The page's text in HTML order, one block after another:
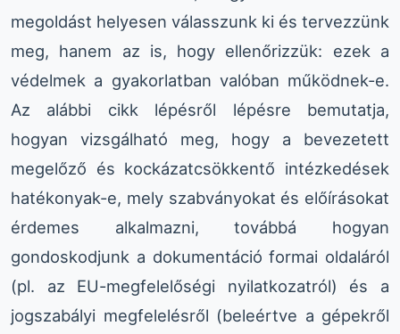
megoldást helyesen válasszunk ki és tervezzünk
meg, hanem az is, hogy ellenőrizzük: ezek a
védelmek a gyakorlatban valóban működnek-e.
Az alábbi cikk lépésről lépésre bemutatja,
hogyan vizsgálható meg, hogy a bevezetett
megelőző és kockázatcsökkentő intézkedések
hatékonyak-e, mely szabványokat és előírásokat
érdemes alkalmazni, továbbá hogyan
gondoskodjunk a dokumentáció formai oldaláról
(pl. az EU-megfelelőségi nyilatkozatról) és a
jogszabályi megfelelésről (beleértve a gépekről